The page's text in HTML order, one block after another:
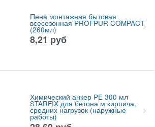
Пена монтажная бытовая
всесезонная PROFPUR COMPACT
(260мл)
8,21 руб
Химический анкер PE 300 мл
STARFIX для бетона м кирпича,
средних нагрузок (наружные
работы)